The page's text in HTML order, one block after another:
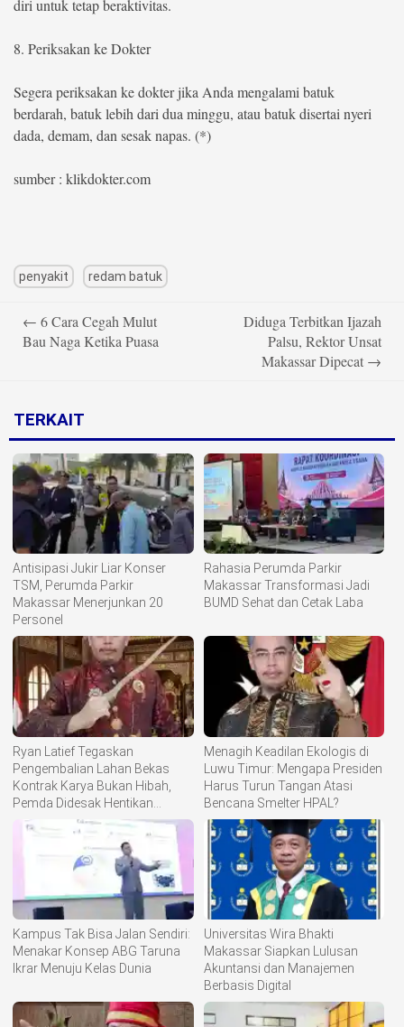
diri untuk tetap beraktivitas.
8. Periksakan ke Dokter
Segera periksakan ke dokter jika Anda mengalami batuk
berdarah, batuk lebih dari dua minggu, atau batuk disertai nyeri
dada, demam, dan sesak napas. (*)
sumber : klikdokter.com
penyakit redam batuk
navigation
← 6 Cara Cegah Mulut
Bau Naga Ketika Puasa
Diduga Terbitkan Ijazah
Palsu, Rektor Unsat
Makassar Dipecat →
TERKAIT
Antisipasi Jukir Liar Konser
TSM, Perumda Parkir
Makassar Menerjunkan 20
Personel
Rahasia Perumda Parkir
Makassar Transformasi Jadi
BUMD Sehat dan Cetak Laba
Ryan Latief Tegaskan
Pengembalian Lahan Bekas
Kontrak Karya Bukan Hibah,
Pemda Didesak Hentikan
Komoditisasi Tanah Ulayat
Menagih Keadilan Ekologis di
Luwu Timur: Mengapa Presiden
Harus Turun Tangan Atasi
Bencana Smelter HPAL?
Kampus Tak Bisa Jalan Sendiri:
Menakar Konsep ABG Taruna
Ikrar Menuju Kelas Dunia
Universitas Wira Bhakti
Makassar Siapkan Lulusan
Akuntansi dan Manajemen
Berbasis Digital